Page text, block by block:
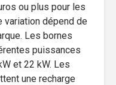
ou plus pour les
variation dépend de
Les bornes
puissances
et 22 kW. Les
une recharge